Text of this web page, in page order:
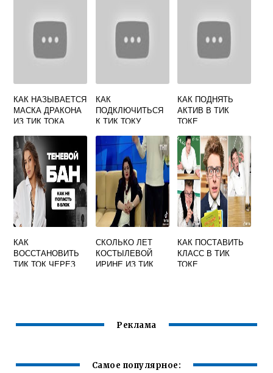
КАК НАЗЫВАЕТСЯ
МАСКА ДРАКОНА
ИЗ ТИК ТОКА
КАК
ПОДКЛЮЧИТЬСЯ
К ТИК ТОКУ
КАК ПОДНЯТЬ
АКТИВ В ТИК
ТОКЕ
КАК
ВОССТАНОВИТЬ
ТИК ТОК ЧЕРЕЗ
СКОЛЬКО ЛЕТ
КОСТЫЛЕВОЙ
ИРИНЕ ИЗ ТИК
КАК ПОСТАВИТЬ
КЛАСС В ТИК
ТОКЕ
Реклама
Самое популярное: